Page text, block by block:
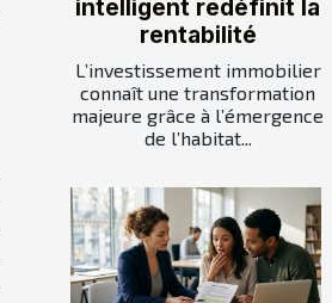
intelligent redéfinit la
rentabilité
L’investissement immobilier
connaît une transformation
majeure grâce à l’émergence
de l’habitat...